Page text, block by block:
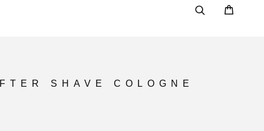
SHAVE COLOGNE